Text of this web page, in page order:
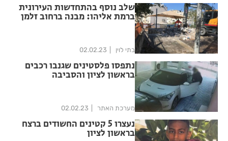
שלב נוסף בהתחדשות העירונית
ברמת אליהו: מבנה ברחוב זלמן
בתי לוין 02.02.23
נתפסו פלסטינים שגנבו רכבים
בראשון לציון והסביבה
מערכת האתר 02.02.23
נעצרו 5 קטינים החשודים ברצח
בראשון לציון